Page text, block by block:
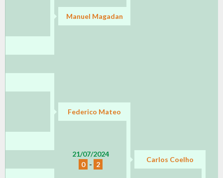
Manuel Magadan
Federico Mateo
21/07/2024
0 - 2
Carlos Coelho